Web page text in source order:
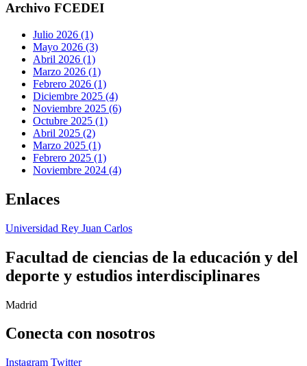
Archivo FCEDEI
Julio 2026 (1)
Mayo 2026 (3)
Abril 2026 (1)
Marzo 2026 (1)
Febrero 2026 (1)
Diciembre 2025 (4)
Noviembre 2025 (6)
Octubre 2025 (1)
Abril 2025 (2)
Marzo 2025 (1)
Febrero 2025 (1)
Noviembre 2024 (4)
Enlaces
Universidad Rey Juan Carlos
Facultad de ciencias de la educación y del
deporte y estudios interdisciplinares
Madrid
Conecta con nosotros
Instagram Twitter